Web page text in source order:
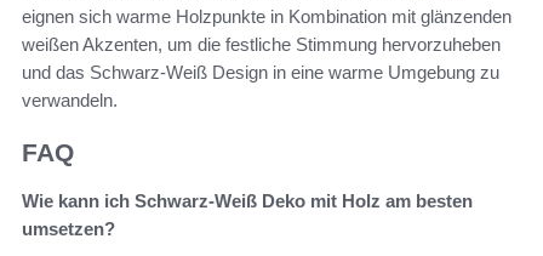
eignen sich warme Holzpunkte in Kombination mit glänzenden
weißen Akzenten, um die festliche Stimmung hervorzuheben
und das Schwarz-Weiß Design in eine warme Umgebung zu
verwandeln.
FAQ
Wie kann ich Schwarz-Weiß Deko mit Holz am besten
umsetzen?